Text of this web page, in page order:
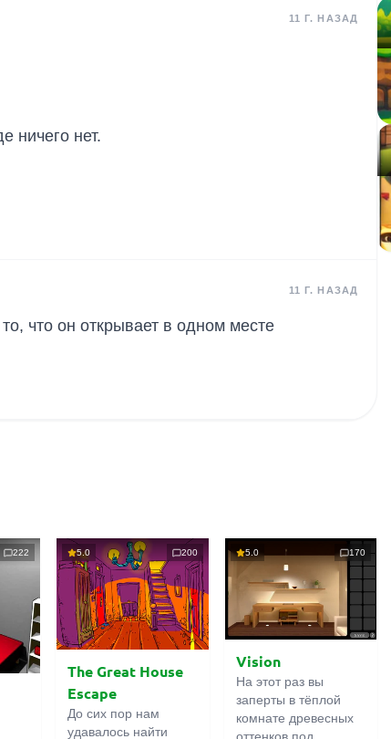
11 Г. НАЗАД
ничего нет.
11 Г. НАЗАД
что он открывает в одном месте
222 5.0 200
The Great House
Escape
До сих пор нам
удавалось найти
5.0 170
Vision
На этот раз вы
заперты в тёплой
комнате древесных
оттенков под